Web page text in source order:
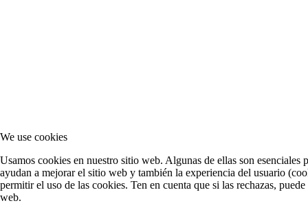
We use cookies
Usamos cookies en nuestro sitio web. Algunas de ellas son
ayudan a mejorar el sitio web y también la experiencia del usuario
permitir el uso de las cookies. Ten en cuenta que si las rechazas,
web.